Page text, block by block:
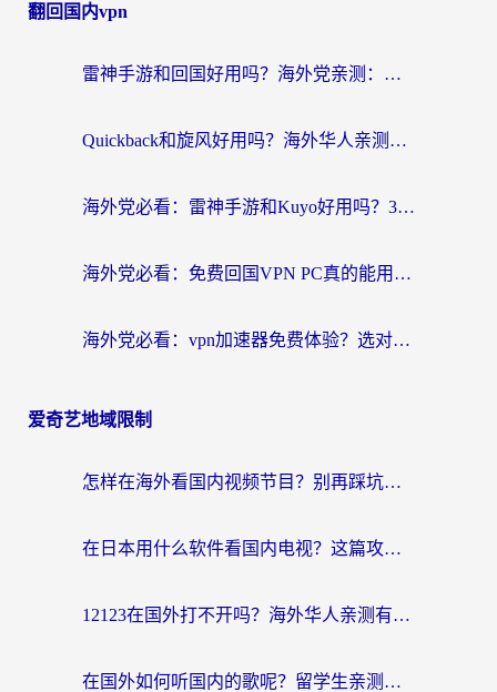
翻回国内vpn
雷神手游和回国好用吗？海外党亲测：选对加速器才能无缝刷剧打游戏
Quickback和旋风好用吗？海外华人亲测：选对回国加速器才能无缝看央视5
海外党必看：雷神手游和Kuyo好用吗？3款回国加速器实测+避坑指南
海外党必看：免费回国VPN PC真的能用？附国内高速VPN选择全攻略
海外党必看：vpn加速器免费体验？选对回国加速器才能无缝刷国内剧玩国服
爱奇艺地域限制
怎样在海外看国内视频节目？别再踩坑！留学生和海外华人的专属解决方案
在日本用什么软件看国内电视？这篇攻略帮你告别地域限制
12123在国外打不开吗？海外华人亲测有效的回国加速方案
在国外如何听国内的歌呢？留学生亲测有效的回国加速方案